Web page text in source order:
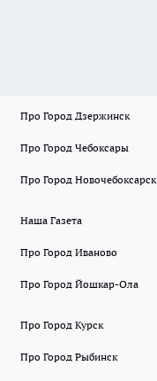
Про Город Дзержинск
Про Город Чебоксары
Про Город Новочебоксарск
Наша Газета
Про Город Иваново
Про Город Йошкар-Ола
Про Город Курск
Про Город Рыбинск